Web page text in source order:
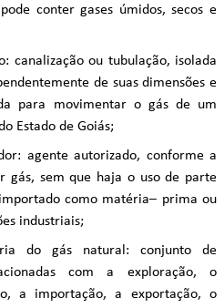
conter gases úmidos, secos e
canalização ou tubulação, isolada
de suas dimensões e
para movimentar o gás de um
Estado de Goiás;
agente autorizado, conforme a
gás, sem que haja o uso de parte
como matéria– prima ou
industriais;
do gás natural: conjunto de
com a exploração, o
a importação, a exportação, o